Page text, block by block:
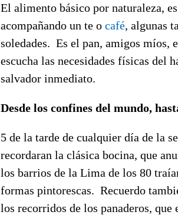
El alimento básico por naturaleza,
acompañando un te o café, algunas
soledades. Es el pan, amigos míos,
escucha las necesidades físicas del
salvador inmediato.
Desde los confines del mundo,
5 de la tarde de cualquier día de la
recordaran la clásica bocina, que
los barrios de la Lima de los 80
formas pintorescas. Recuerdo
los recorridos de los panaderos,